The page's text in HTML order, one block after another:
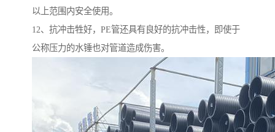
以上范围内安全使用。
12、抗冲击牲好，PE管还具有良好的抗冲击性，即使于
公称压力的水锤也对管道造成伤害。